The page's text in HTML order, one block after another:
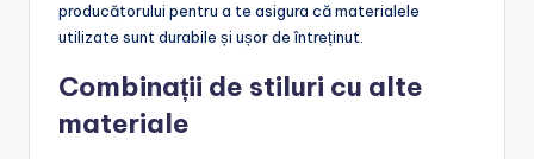
producătorului pentru a te asigura că materialele
utilizate sunt durabile și ușor de întreținut.
Combinații de stiluri cu alte
materiale